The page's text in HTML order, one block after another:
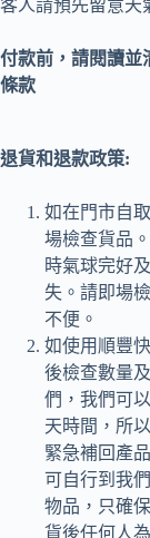
客人請預先留意天
付款前，請閱讀並
條款
退貨和退款政策:
如在門市自
場檢查貨品
時氣球完好
失。請即場
不便。
如使用順豐
後檢查數量
們，我們可
天時間，所
緊急補回產
可自行到我
物品，只確
貨後任何人